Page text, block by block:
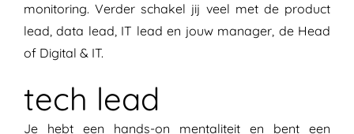
monitoring. Verder schakel jij veel met de product
lead, data lead, IT lead en jouw manager, de Head
of Digital & IT.
tech lead
Je hebt een hands-on mentaliteit en bent een